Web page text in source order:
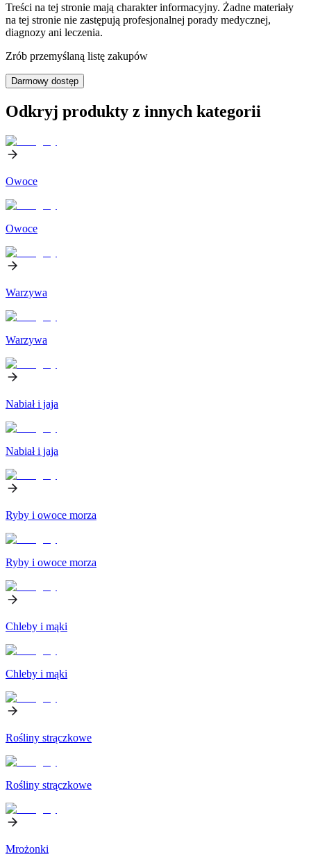
Treści na tej stronie mają charakter informacyjny. Żadne materiały
na tej stronie nie zastępują profesjonalnej porady medycznej,
diagnozy ani leczenia.
Zrób przemyślaną listę zakupów
Darmowy dostęp
Odkryj produkty z innych kategorii
Owoce
Owoce
Warzywa
Warzywa
Nabiał i jaja
Nabiał i jaja
Ryby i owoce morza
Ryby i owoce morza
Chleby i mąki
Chleby i mąki
Rośliny strączkowe
Rośliny strączkowe
Mrożonki